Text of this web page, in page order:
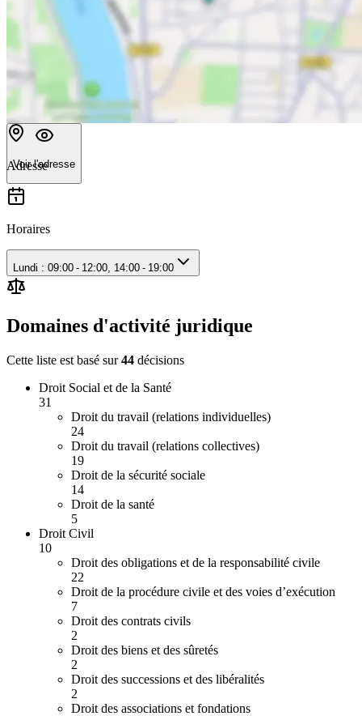
Voir l'adresse
Adresse
Horaires
Lundi : 09:00 - 12:00, 14:00 - 19:00
Domaines d'activité juridique
Cette liste est basé sur 44 décisions
Droit Social et de la Santé
31
Droit du travail (relations individuelles)
24
Droit du travail (relations collectives)
19
Droit de la sécurité sociale
14
Droit de la santé
5
Droit Civil
10
Droit des obligations et de la responsabilité civile
22
Droit de la procédure civile et des voies d’exécution
7
Droit des contrats civils
2
Droit des biens et des sûretés
2
Droit des successions et des libéralités
2
Droit des associations et fondations